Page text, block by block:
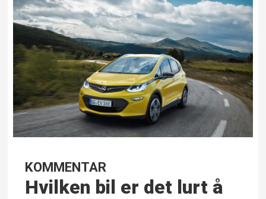
KOMMENTAR
Hvilken bil er det lurt å